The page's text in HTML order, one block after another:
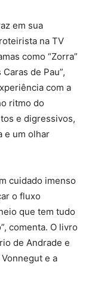
em sua
na TV
como “Zorra”
de Pau”,
com a
ritmo do
e digressivos,
e um olhar
cuidado imenso
o fluxo
que tem tudo
comenta. O livro
de Andrade e
e a